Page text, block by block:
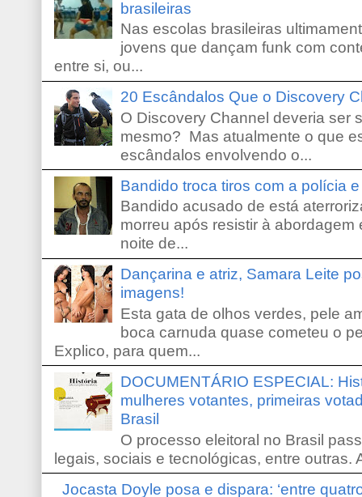
brasileiras
Nas escolas brasileiras
jovens que dançam funk com
entre si, ou...
20 Escândalos Que o Discovery
O Discovery Channel deveria ser
mesmo? Mas atualmente o que
escândalos envolvendo o...
Bandido troca tiros com a polícia
Bandido acusado de está
morreu após resistir à
noite de...
Dançarina e atriz, Samara Leite
imagens!
Esta gata de olhos verdes, pele
boca carnuda quase cometeu o
Explico, para quem...
DOCUMENTÁRIO ESPECIAL:
mulheres votantes, primeiras
Brasil
O processo eleitoral no Brasil
legais, sociais e tecnológicas, entre outras.
Jocasta Doyle posa e dispara: ‘entre